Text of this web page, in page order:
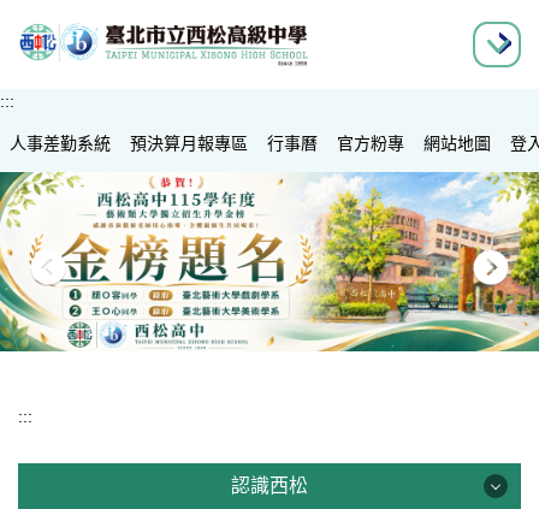
到
容
區
:::
人事差勤系統 預決算月報專區 行事曆 官方粉專 網站地圖 登
:::
認識西松
>
>
>
>
>
>